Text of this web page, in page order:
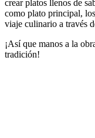
crear platos llenos de
como plato principal,
viaje culinario a través
¡Así que manos a la
tradición!